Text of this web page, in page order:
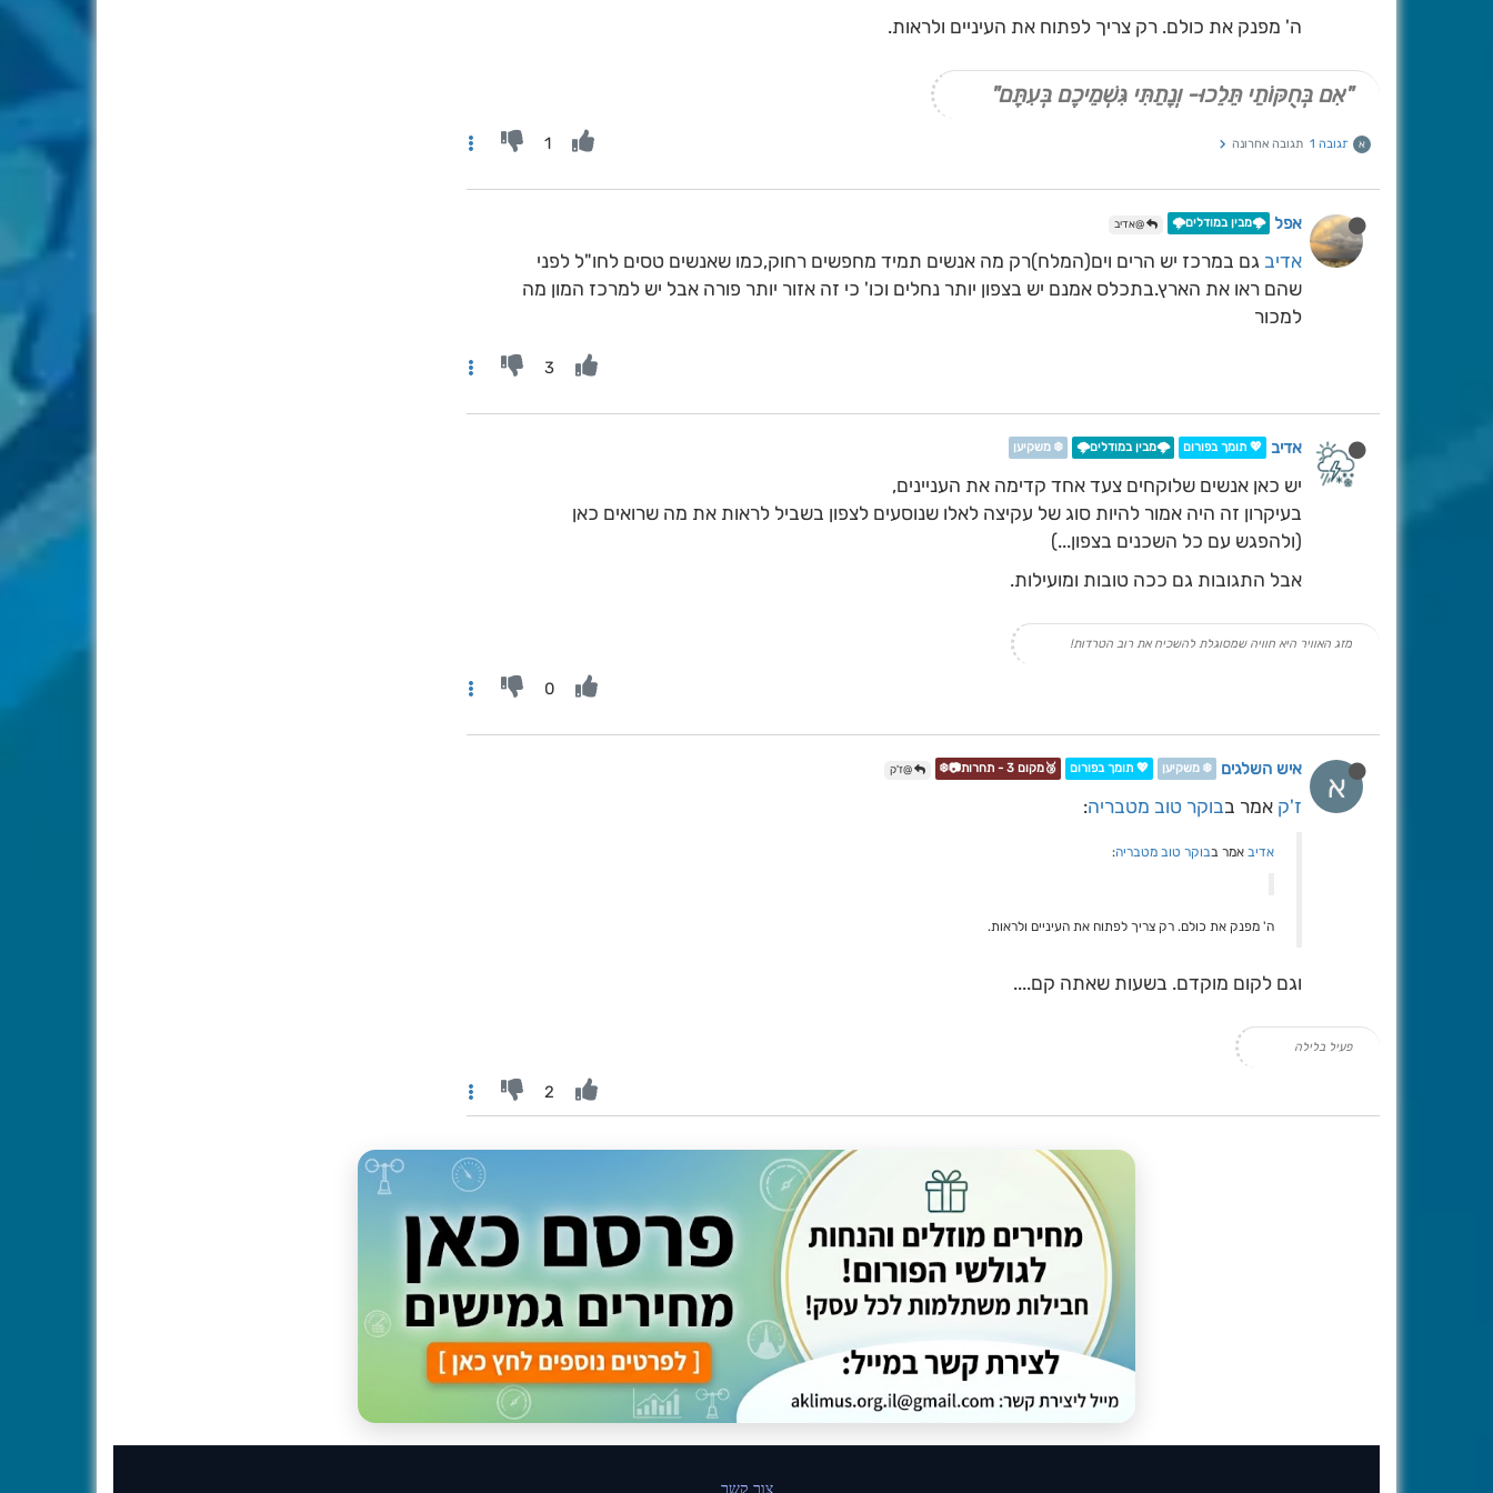
ה' מפנק את כולם. רק צריך לפתוח את העיניים ולראות.
"אִם בְּחֻקּוֹתַי תֵּלֵכוּ- וְנָתַתִּי גִּשְׁמֵיכֶם בְּעִתָּם"
א תגובה 1 תגובה אחרונה 1
אפל 🌩️מבין במודלים🌩️ @אדיב
אדיב גם במרכז יש הרים וים(המלח)רק מה אנשים תמיד מחפשים רחוק,כמו שאנשים טסים לחו"ל לפני
שהם ראו את הארץ.בתכלס אמנם יש בצפון יותר נחלים וכו' כי זה אזור יותר פורה אבל יש למרכז המון מה
למכור
3
אדיב 💖 תומך בפורום 🌩️מבין במודלים🌩️ ❄️ משקיען
יש כאן אנשים שלוקחים צעד אחד קדימה את העניינים,
בעיקרון זה היה אמור להיות סוג של עקיצה לאלו שנוסעים לצפון בשביל לראות את מה שרואים כאן
(ולהפגש עם כל השכנים בצפון...)
אבל התגובות גם ככה טובות ומועילות.
מזג האוויר היא חוויה שמסוגלת להשכיח את רוב הטרדות!
0
א איש השלגים ❄️ משקיען 💖 תומך בפורום 🥉מקום 3 - תחרות📷❄️ @ז'ק
ז'ק אמר בבוקר טוב מטבריה:
אדיב אמר בבוקר טוב מטבריה:
ה' מפנק את כולם. רק צריך לפתוח את העיניים ולראות.
וגם לקום מוקדם. בשעות שאתה קם....
פעיל בלילה
2
צור קשר